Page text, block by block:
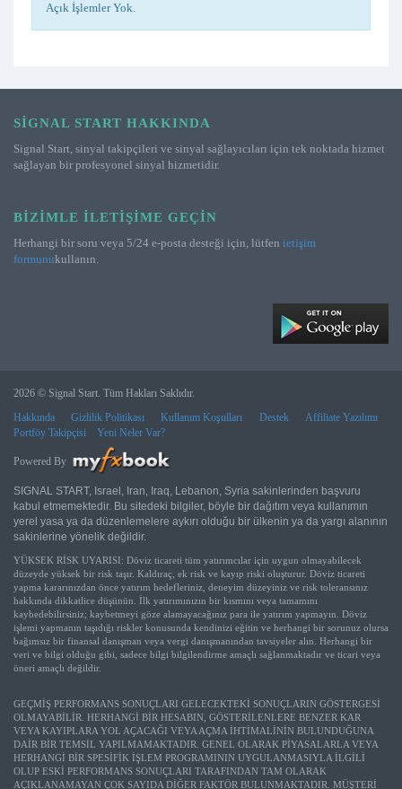
Açık İşlemler Yok.
SIGNAL START HAKKINDA
Signal Start, sinyal takipçileri ve sinyal sağlayıcıları için tek noktada hizmet
sağlayan bir profesyonel sinyal hizmetidir.
BIZIMLE İLETIŞIME GEÇIN
Herhangi bir soru veya 5/24 e-posta desteği için, lütfen ietişim
formunukullanın.
2026 © Signal Start. Tüm Hakları Saklıdır.
Hakkında
Gizlilik Politikası Kullanım Koşulları Destek
Affiliate Yazılımı
Portföy Takipçisi
Yeni Neler Var?
Powered By
SIGNAL START, Israel, Iran, Iraq, Lebanon, Syria sakinlerinden başvuru
kabul etmemektedir. Bu sitedeki bilgiler, böyle bir dağıtım veya kullanımın
yerel yasa ya da düzenlemelere aykırı olduğu bir ülkenin ya da yargı alanının
sakinlerine yönelik değildir.
YÜKSEK RİSK UYARISI: Döviz ticareti tüm yatırımcılar için uygun olmayabilecek
düzeyde yüksek bir risk taşır. Kaldıraç, ek risk ve kayıp riski oluşturur. Döviz ticareti
yapma kararınızdan önce yatırım hedefleriniz, deneyim düzeyiniz ve risk toleransınız
hakkında dikkatlice düşünün. İlk yatırımınızın bir kısmını veya tamamını
kaybedebilirsiniz; kaybetmeyi göze alamayacağınız para ile yatırım yapmayın. Döviz
işlemi yapmanın taşıdığı riskler konusunda kendinizi eğitin ve herhangi bir sorunuz olursa
bağımsız bir finansal danışman veya vergi danışmanından tavsiyeler alın. Herhangi bir
veri ve bilgi olduğu gibi, sadece bilgi bilgilendirme amaçlı sağlanmaktadır ve ticari veya
öneri amaçlı değildir.
GEÇMİŞ PERFORMANS SONUÇLARI GELECEKTEKİ SONUÇLARIN GÖSTERGESİ
OLMAYABİLİR. HERHANGİ BİR HESABIN, GÖSTERİLENLERE BENZER KAR
VEYA KAYIPLARA YOL AÇACAĞI VEYA AÇMA İHTİMALİNİN BULUNDUĞUNA
DAİR BİR TEMSİL YAPILMAMAKTADIR. GENEL OLARAK PİYASALARLA VEYA
HERHANGİ BİR SPESİFİK İŞLEM PROGRAMININ UYGULANMASIYLA İLGİLİ
OLUP ESKİ PERFORMANS SONUÇLARI TARAFINDAN TAM OLARAK
AÇIKLANAMAYAN ÇOK SAYIDA DİĞER FAKTÖR BULUNMAKTADIR. MÜŞTERİ